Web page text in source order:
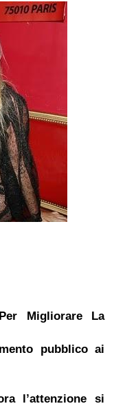
Migliorare La
pubblico ai
l’attenzione si